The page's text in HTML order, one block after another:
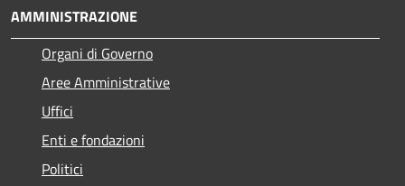
AMMINISTRAZIONE
Organi di Governo
Aree Amministrative
Uffici
Enti e fondazioni
Politici